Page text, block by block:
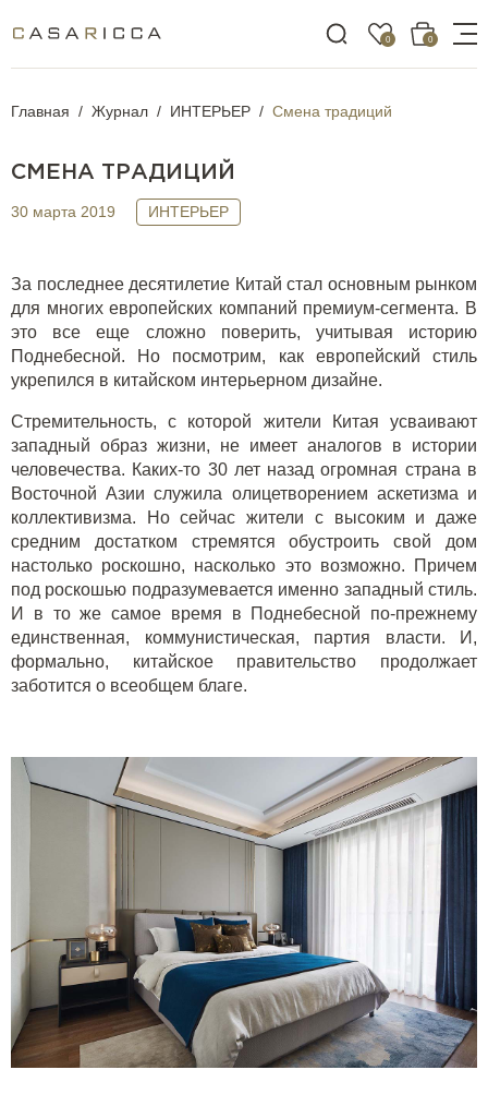
0 0
Главная Журнал ИНТЕРЬЕР Смена традиций
СМЕНА ТРАДИЦИЙ
30 марта 2019 ИНТЕРЬЕР
За последнее десятилетие Китай стал основным рынком
для многих европейских компаний премиум-сегмента. В
это все еще сложно поверить, учитывая историю
Поднебесной. Но посмотрим, как европейский стиль
укрепился в китайском интерьерном дизайне.
Стремительность, с которой жители Китая усваивают
западный образ жизни, не имеет аналогов в истории
человечества. Каких-то 30 лет назад огромная страна в
Восточной Азии служила олицетворением аскетизма и
коллективизма. Но сейчас жители с высоким и даже
средним достатком стремятся обустроить свой дом
настолько роскошно, насколько это возможно. Причем
под роскошью подразумевается именно западный стиль.
И в то же самое время в Поднебесной по-прежнему
единственная, коммунистическая, партия власти. И,
формально, китайское правительство продолжает
заботится о всеобщем благе.